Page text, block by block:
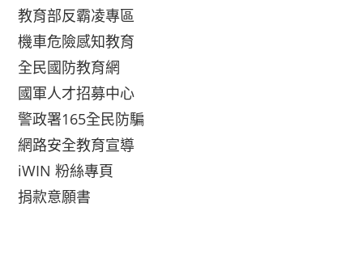
教育部反霸凌專區
機車危險感知教育
全民國防教育網
國軍人才招募中心
警政署165全民防騙
網路安全教育宣導
iWIN 粉絲專頁
捐款意願書